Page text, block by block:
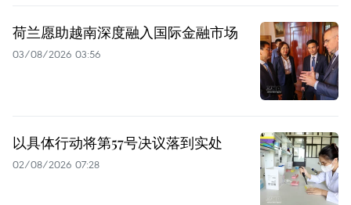
荷兰愿助越南深度融入国际金融市场
03/08/2026 03:56
以具体行动将第57号决议落到实处
02/08/2026 07:28